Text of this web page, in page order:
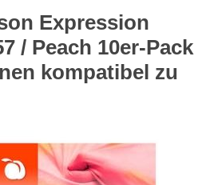
Expression
/ Peach 10er-Pack
kompatibel zu